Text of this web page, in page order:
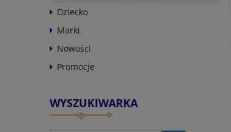
Dziecko
Marki
Nowości
Promocje
WYSZUKIWARKA